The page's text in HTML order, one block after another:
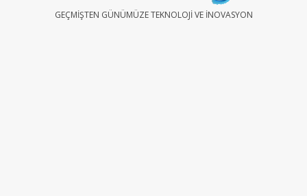
FREEGEÇMIŞTEN GÜNÜMÜZE TEKNOLOJI VE İNOVASYON